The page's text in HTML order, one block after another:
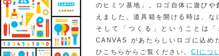
のヒミツ基地」。ロゴ自体に遊び
えました。道具箱を開ける時は、
そして「つくる」ということは
CANVAS があたらしいロゴに込め
ひこちらからご覧ください。 CIにつ